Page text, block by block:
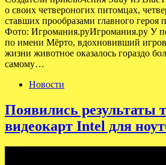
о своих четвероногих питомцах,
ставших прообразами главного героя
Фото: Игромания.руИгромания.ру У
по имени Мёрто, вдохновивший
жизни животное оказалось гораздо
самому…
Новости
Появились результаты
видеокарт Intel для